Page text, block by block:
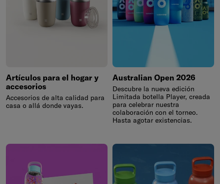
Artículos para el hogar y
accesorios
Accesorios de alta calidad para
casa o allá donde vayas.
Australian Open 2026
Descubre la nueva edición
Limitada botella Player, creada
para celebrar nuestra
colaboración con el torneo.
Hasta agotar existencias.